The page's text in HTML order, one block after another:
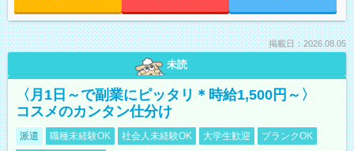
掲載日：2026.08.05
未読
〈月1日～で副業にピッタリ＊時給1,500円～〉
コスメのカンタン仕分け
派遣 職種未経験OK 社会人未経験OK 大学生歓迎
ブランクOK